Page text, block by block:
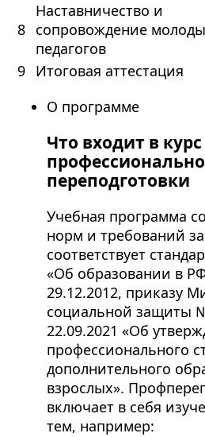
8
Наставничество и
сопровождение
педагогов
9 Итоговая аттестация
О программе
Что входит в курс
переподготовки
Учебная программа
норм и требований
соответствует
«Об образовании в
29.12.2012, приказу
социальной защиты
22.09.2021 «Об
профессионального
дополнительного
взрослых».
включает в себя
тем, например: